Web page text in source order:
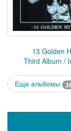
13 Golden
Third Album /
Еще альбомы